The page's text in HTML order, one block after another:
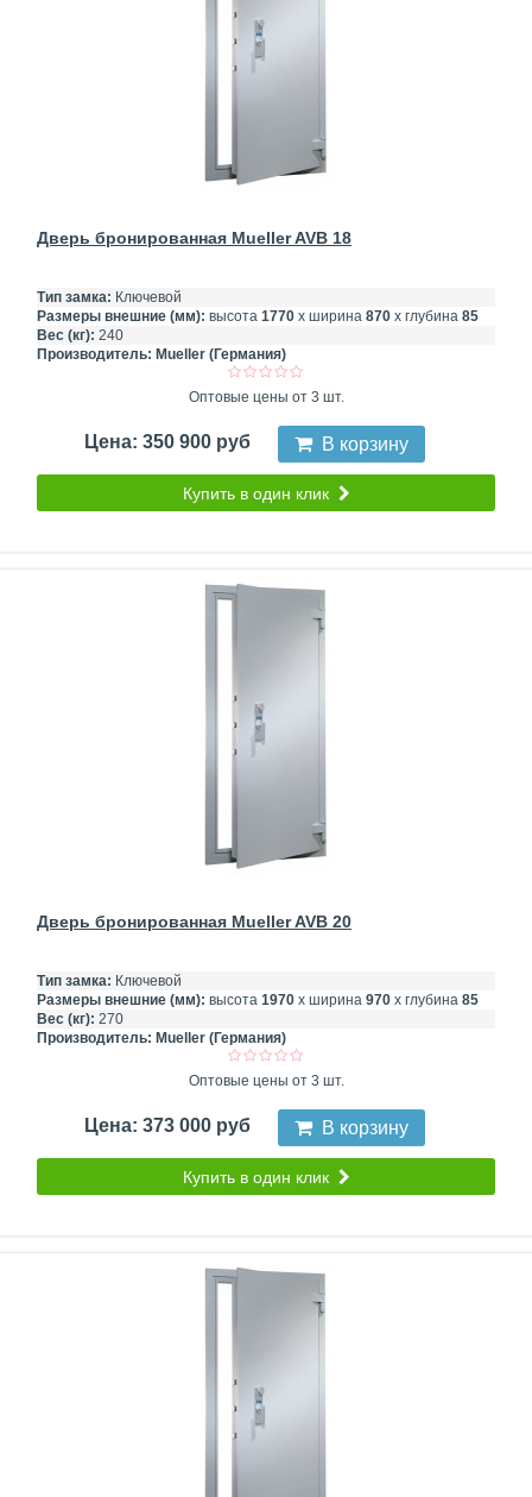
Дверь бронированная Mueller AVB 18
Тип замка: Ключевой
Размеры внешние (мм): высота 1770 х ширина 870 х глубина 85
Вес (кг): 240
Производитель: Mueller (Германия)
Оптовые цены от 3 шт.
Цена: 350 900 руб В корзину
Купить в один клик
Дверь бронированная Mueller AVB 20
Тип замка: Ключевой
Размеры внешние (мм): высота 1970 х ширина 970 х глубина 85
Вес (кг): 270
Производитель: Mueller (Германия)
Оптовые цены от 3 шт.
Цена: 373 000 руб В корзину
Купить в один клик